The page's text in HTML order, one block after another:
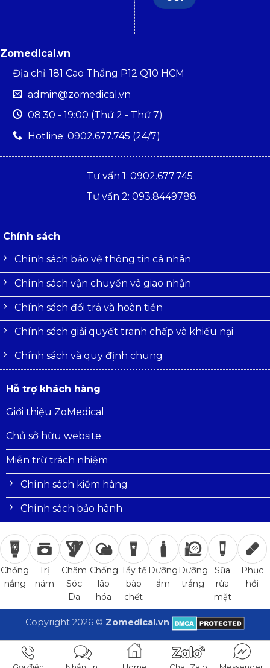
Zomedical.vn
Địa chỉ: 181 Cao Thắng P12 Q10 HCM
admin@zomedical.vn
08:30 - 19:00 (Thứ 2 - Thứ 7)
Hotline: 0902.677.745 (24/7)
Tư vấn 1: 0902.677.745
Tư vấn 2: 093.8449788
Chính sách
Chính sách bảo vệ thông tin cá nhân
Chính sách vận chuyển và giao nhận
Chính sách đổi trả và hoàn tiền
Chính sách giải quyết tranh chấp và khiếu nại
Chính sách và quy định chung
Hỗ trợ khách hàng
Giới thiệu ZoMedical
Chủ sở hữu website
Miễn trừ trách nhiệm
Chính sách kiểm hàng
Chính sách bảo hành
Chống
nắng
Trị
nám
Chăm
Sóc
Da
Chống
lão
hóa
Tẩy tế
bào
chết
Dưỡng
ẩm
Dưỡng
trắng
Sữa
rửa
mặt
Phục
hồi
Copyright 2026 © Zomedical.vn